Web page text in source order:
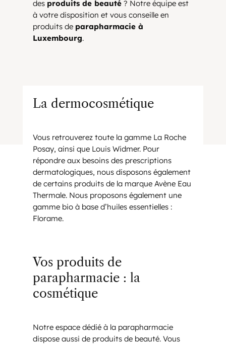
des produits de beauté? Notre équipe est
à votre disposition et vous conseille en
produits de parapharmacie à
Luxembourg.
La dermocosmétique
Vous retrouverez toute la gamme La Roche
Posay, ainsi que Louis Widmer. Pour
répondre aux besoins des prescriptions
dermatologiques, nous disposons également
de certains produits de la marque Avène Eau
Thermale. Nous proposons également une
gamme bio à base d’huiles essentielles :
Florame.
Vos produits de
parapharmacie : la
cosmétique
Notre espace dédié à la parapharmacie
dispose aussi de produits de beauté. Vous